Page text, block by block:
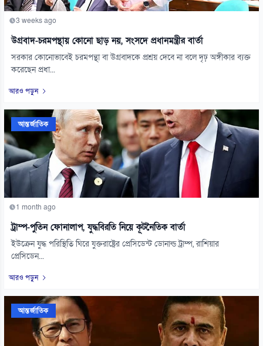
3 weeks ago
উগ্রবাদ-চরমপন্থায় কোনো ছাড় নয়, সংসদে প্রধানমন্ত্রীর বার্তা
সরকার কোনোভাবেই চরমপন্থা বা উগ্রবাদকে প্রশ্রয় দেবে না বলে দৃঢ় অঙ্গীকার ব্যক্ত
করেছেন প্রধা...
আরও পড়ুন
আন্তর্জাতিক
1 month ago
ট্রাম্প-পুতিন ফোনালাপ, যুদ্ধবিরতি নিয়ে কূটনৈতিক বার্তা
ইউক্রেন যুদ্ধ পরিস্থিতি ঘিরে যুক্তরাষ্ট্রের প্রেসিডেন্ট ডোনাল্ড ট্রাম্প, রাশিয়ার
প্রেসিডেন...
আরও পড়ুন
আন্তর্জাতিক